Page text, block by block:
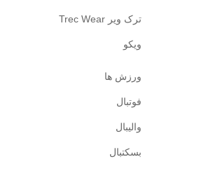
ترک ویر Trec Wear
ویکو
ورزش ‌ها
فوتبال
والیبال
بسکتبال